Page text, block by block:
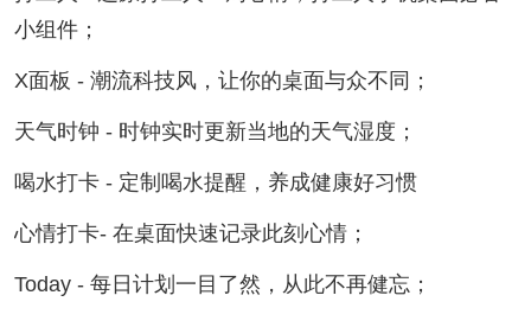
小组件；
X面板 - 潮流科技风，让你的桌面与众不同；
天气时钟 - 时钟实时更新当地的天气湿度；
喝水打卡 - 定制喝水提醒，养成健康好习惯
心情打卡- 在桌面快速记录此刻心情；
Today - 每日计划一目了然，从此不再健忘；